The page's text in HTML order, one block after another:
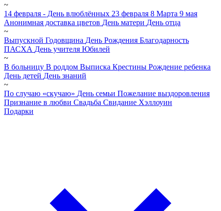
~
14 февраля - День влюблённых 23 февраля 8 Марта 9 мая
Анонимная доставка цветов День матери День отца
~
Выпускной Годовщина День Рождения Благодарность
ПАСХА День учителя Юбилей
~
В больницу В роддом Выписка Крестины Рождение ребенка
День детей День знаний
~
По случаю «скучаю» День семьи Пожелание выздоровления
Признание в любви Свадьба Свидание Хэллоуин
Подарки